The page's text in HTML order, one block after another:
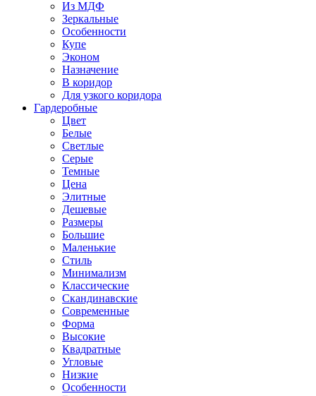
Из МДФ
Зеркальные
Особенности
Купе
Эконом
Назначение
В коридор
Для узкого коридора
Гардеробные
Цвет
Белые
Светлые
Серые
Темные
Цена
Элитные
Дешевые
Размеры
Большие
Маленькие
Стиль
Минимализм
Классические
Скандинавские
Современные
Форма
Высокие
Квадратные
Угловые
Низкие
Особенности